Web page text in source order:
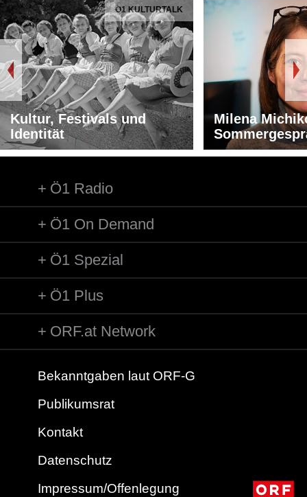
Ö1 KULTURTALK
Kultur, Festivals und
Identität
Milena
Ö1 Radio
Ö1 On Demand
Ö1 Spezial
Ö1 Plus
ORF.at Network
Bekanntgaben laut ORF-G
Publikumsrat
Kontakt
Datenschutz
Impressum/Offenlegung